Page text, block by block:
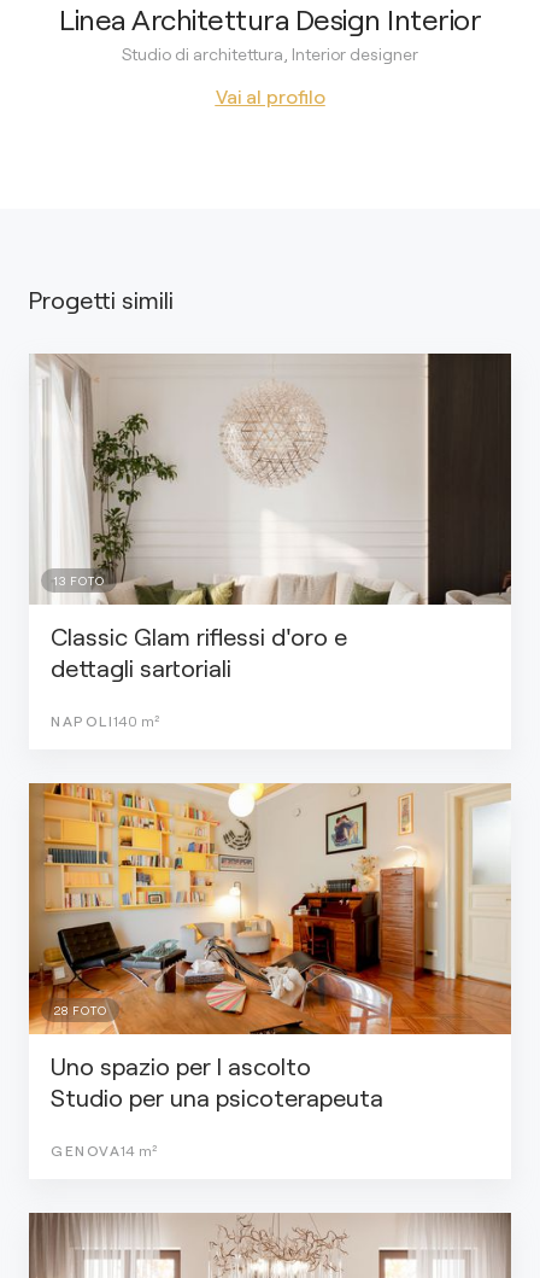
Linea Architettura Design Interior
Studio di architettura, Interior designer
Vai al profilo
Progetti simili
13 FOTO
Classic Glam riflessi d'oro e
dettagli sartoriali
NAPOLI140 m²
28FOTO
Uno spazio per l ascolto
Studio per una psicoterapeuta
GENOVA14 m²